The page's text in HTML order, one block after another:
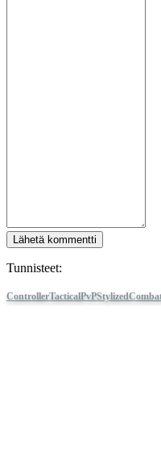
Lähetä kommentti
Tunnisteet:
ControllerTacticalPvPStylized